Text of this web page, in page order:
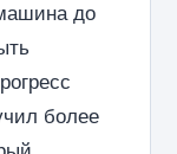
до
более